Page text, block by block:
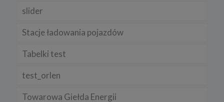
slider
Stacje ładowania pojazdów
Tabelki test
test_orlen
Towarowa Giełda Energii